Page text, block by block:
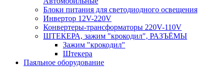
Блоки питания для светодиодного освещения
Инвертор 12V-220V
Конвертеры-трансформаторы 220V-110V
ШТЕКЕРА, зажим "крокодил", РАЗЪЁМЫ
Зажим "крокодил"
Штекера
Паяльное оборудование